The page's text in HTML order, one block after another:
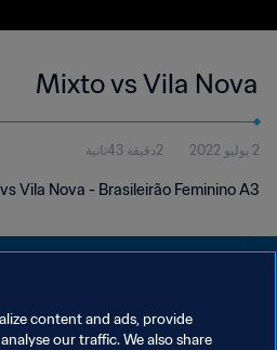
Mixto vs Vila Nova
2 يوليو 2022 2دقيقة 43ثانية
Vila Nova - Brasileirão Feminino A3
سياسة الخصوصيةcontent and ads, provide
our traffic. We also share